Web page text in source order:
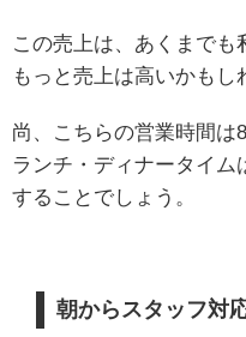
この売上は、あくまでも
もっと売上は高いかもし
尚、こちらの営業時間は
ランチ・ディナータイ
することでしょう。
朝からスタッフ対